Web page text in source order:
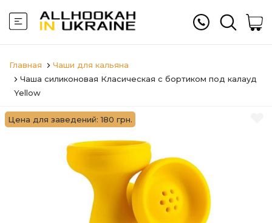
Главная
Чаши для кальяна
Чаша силиконовая Класическая с бортиком под калауд
Yellow
Цена для заведений: 180 грн.